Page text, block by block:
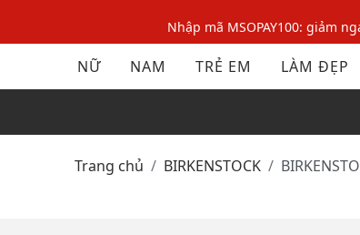
Nhập mã MSOPAY100: giảm
Nhập mã: MSOXINCHAO -
Nhập mã MSOPAY100: giảm
NỮ NAM TRẺ EM LÀM ĐẸP
Trang chủ BIRKENSTOCK